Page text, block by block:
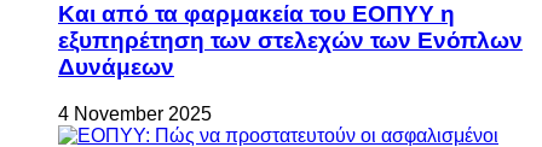
Και από τα φαρμακεία του ΕΟΠΥΥ η
εξυπηρέτηση των στελεχών των Ενόπλων
Δυνάμεων
4 November 2025